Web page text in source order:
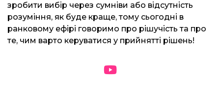
зробити вибір через сумніви або відсутність
розуміння, як буде краще, тому сьогодні в
ранковому ефірі говоримо про рішучість та про
те, чим варто керуватися у прийнятті рішень!